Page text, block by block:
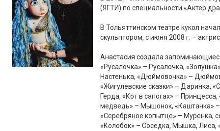
(ЯГТИ) по специальности «Актер
В Тольяттинском театре кукол
скульптором, с июня 2008 г. –
Анастасия создала
«Русалочка» – Русалочка,
Настенька, «Дюймовочка» –
«Жигулевские сказки» – Даринка,
Герда, «Кот в сапогах» –
медведь» – Мышонок, «Каштанка»
«Серебряное копытце» – Мурёнка,
«Колобок» – Соседка, Мышка, Лиса,